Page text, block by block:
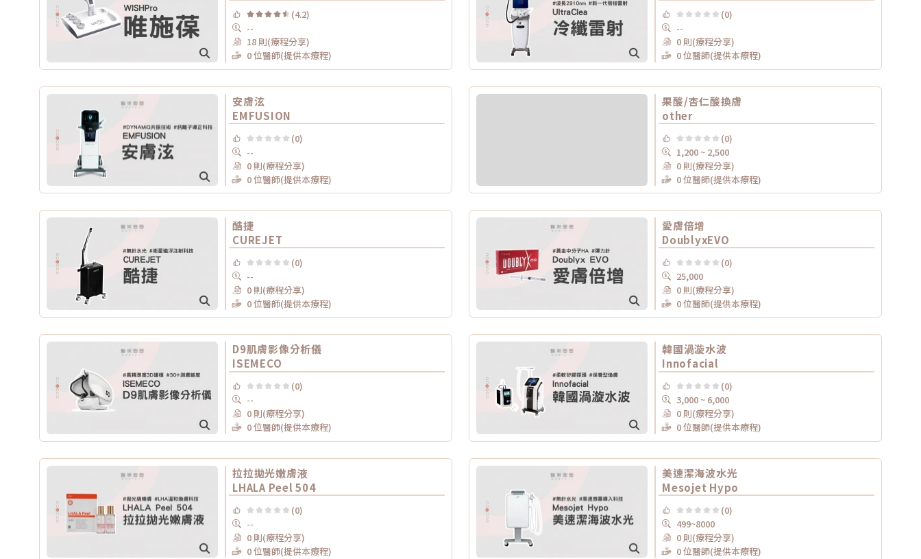
(4.2)
--
18 則(療程分享)
0 位醫師(提供本療程)
(0)
--
0 則(療程分享)
0 位醫師(提供本療程)
安膚泫
EMFUSION
(0)
--
0 則(療程分享)
0 位醫師(提供本療程)
果酸/杏仁酸換膚
other
(0)
1,200 ~ 2,500
0 則(療程分享)
0 位醫師(提供本療程)
酷捷
CUREJET
(0)
--
0 則(療程分享)
0 位醫師(提供本療程)
愛膚倍增
DoublyxEVO
(0)
25,000
0 則(療程分享)
0 位醫師(提供本療程)
D9肌膚影像分析儀
ISEMECO
(0)
--
0 則(療程分享)
0 位醫師(提供本療程)
韓國渦漩水波
Innofacial
(0)
3,000 ~ 6,000
0 則(療程分享)
0 位醫師(提供本療程)
拉拉拋光嫩膚液
LHALA Peel 504
(0)
--
0 則(療程分享)
0 位醫師(提供本療程)
美速潔海波水光
Mesojet Hypo
(0)
499~8000
0 則(療程分享)
0 位醫師(提供本療程)